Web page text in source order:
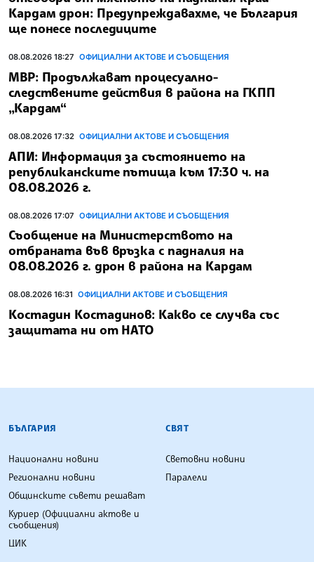
Кардам дрон: Предупреждавахме, че България
ще понесе последиците
08.08.2026 18:27 ОФИЦИАЛНИ АКТОВЕ И СЪОБЩЕНИЯ
МВР: Продължават процесуално-
следствените действия в района на ГКПП
„Кардам“
08.08.2026 17:32 ОФИЦИАЛНИ АКТОВЕ И СЪОБЩЕНИЯ
АПИ: Информация за състоянието на
републиканските пътища към 17:30 ч. на
08.08.2026 г.
08.08.2026 17:07 ОФИЦИАЛНИ АКТОВЕ И СЪОБЩЕНИЯ
Съобщение на Министерството на
отбраната във връзка с падналия на
08.08.2026 г. дрон в района на Кардам
08.08.2026 16:31 ОФИЦИАЛНИ АКТОВЕ И СЪОБЩЕНИЯ
Костадин Костадинов: Какво се случва със
защитата ни от НАТО
БЪЛГАРСКА ТЕЛЕГРАФНА АГЕНЦИЯ
БЪЛГАРИЯ
Национални новини
Регионални новини
Общинските съвети решават
Куриер (Официални актове и
съобщения)
ЦИК
СВЯТ
Световни новини
Паралели